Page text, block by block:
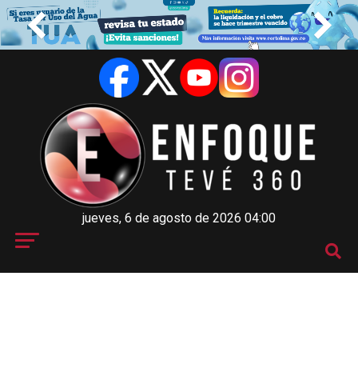
jueves, 6 de agosto de 2026 04:00